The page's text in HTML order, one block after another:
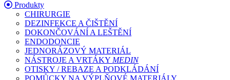
Produkty
CHIRURGIE
DEZINFEKCE A ČIŠTĚNÍ
DOKONČOVÁNÍ A LEŠTĚNÍ
ENDODONCIE
JEDNORÁZOVÝ MATERIÁL
NÁSTROJE A VRTÁKY MEDIN
OTISKY / REBAZE A PODKLÁDÁNÍ
POMŮCKY NA VÝPLŇOVÉ MATERIÁLY